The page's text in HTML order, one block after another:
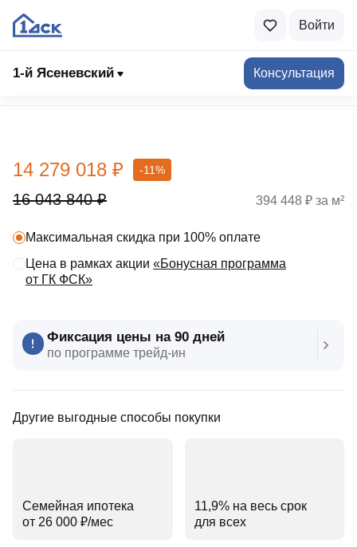
Войти
1-й Ясеневский Консультация
Выбрать квартиру
16 043 840 ₽
14 279 018 ₽ -11%
Фиксация цены на 90 дней
по программе трейд‑ин
Другие выгодные способы покупки
Семейная ипотека
от 26 000 ₽⁠/⁠мес
11,9% на весь срок
для всех
Максимальная скидка при 100% оплате
Цена в рамках акции «Бонусная программа
от ГК ФСК»
394 448 ₽ за м²